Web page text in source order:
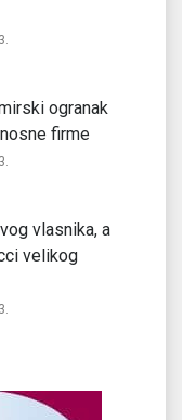
ogranak
firme
vlasnika, a
velikog